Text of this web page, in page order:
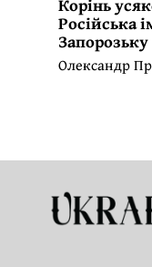
Російська
Запорозьку
Олександр